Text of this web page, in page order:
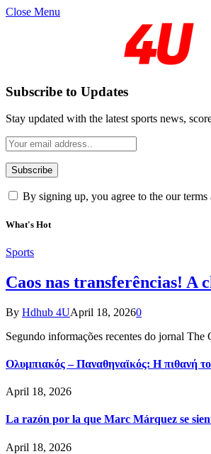
Close Menu
Subscribe to Updates
Stay updated with the latest sports news,
By signing up, you agree to the our terms
What's Hot
Sports
Caos nas transferências! A
By Hdhub 4UApril 18, 20260
Segundo informações recentes do jornal
Ολυμπιακός – Παναθηναϊκός: Η πιθανή
April 18, 2026
La razón por la que Marc Márquez se
April 18, 2026